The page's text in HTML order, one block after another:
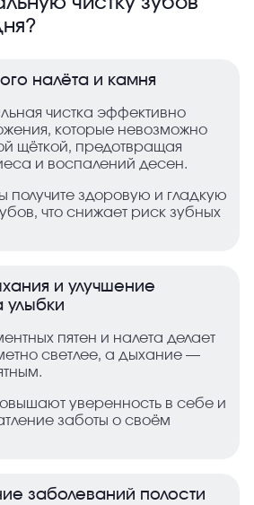
налёта и камня
чистка эффективно
которые невозможно
щёткой, предотвращая
и воспалений десен.
получите здоровую и гладкую
что снижает риск зубных
и улучшение
улыбки
пятен и налета делает
светлее, а дыхание —
уверенность в себе и
заботы о своём
заболеваний полости